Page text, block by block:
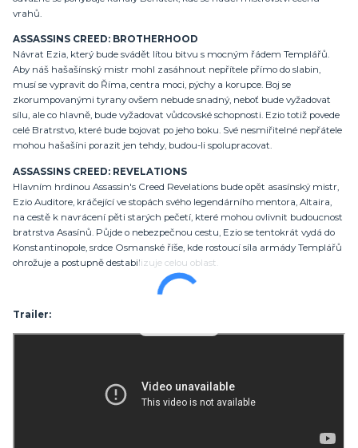
vrahů.
ASSASSINS CREED: BROTHERHOOD
Návrat Ezia, který bude svádět lítou bitvu s mocným řádem Templářů.
Aby náš hašašínský mistr mohl zasáhnout nepřítele přímo do slabin,
musí se vypravit do Říma, centra moci, pýchy a korupce. Boj se
zkorumpovanými tyrany ovšem nebude snadný, neboť bude vyžadovat
sílu, ale co hlavně, bude vyžadovat vůdcovské schopnosti. Ezio totiž povede
celé Bratrstvo, které bude bojovat po jeho boku. Své nesmiřitelné nepřátele
mohou hašašíni porazit jen tehdy, budou-li spolupracovat.
ASSASSINS CREED: REVELATIONS
Hlavním hrdinou Assassin's Creed Revelations bude opět asasínský mistr,
Ezio Auditore, kráčející ve stopách svého legendárního mentora, Altaira,
na cestě k navrácení pěti starých pečetí, které mohou ovlivnit budoucnost
bratrstva Asasínů. Půjde o nebezpečnou cestu, Ezio se tentokrát vydá do
Konstantinopole, srdce Osmanské říše, kde rostoucí síla armády Templářů
ohrožuje a postupně destabilizuje celou oblast.
Trailer: